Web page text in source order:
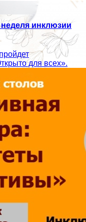
инклюзии
для всех».